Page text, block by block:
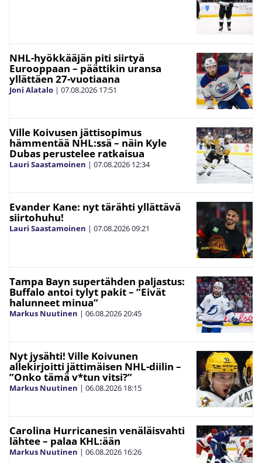
NHL-hyökkääjän piti siirtyä
Eurooppaan – päättikin uransa
yllättäen 27-vuotiaana
Joni Alatalo | 07.08.2026 17:51
Ville Koivusen jättisopimus
hämmentää NHL:ssä – näin Kyle
Dubas perustelee ratkaisua
Lauri Saastamoinen | 07.08.2026 12:34
Evander Kane: nyt tärähti yllättävä
siirtohuhu!
Lauri Saastamoinen | 07.08.202609:21
Tampa Bayn supertähden paljastus:
Buffalo antoi tylyt pakit – ”Eivät
halunneet minua”
Markus Nuutinen | 06.08.2026 20:45
Nyt jysähti! Ville Koivunen
allekirjoitti jättimäisen NHL-diilin –
”Onko tämä v*tun vitsi?”
Markus Nuutinen | 06.08.2026 18:15
Carolina Hurricanesin venäläisvahti
lähtee – palaa KHL:ään
Markus Nuutinen | 06.08.2026 16:26